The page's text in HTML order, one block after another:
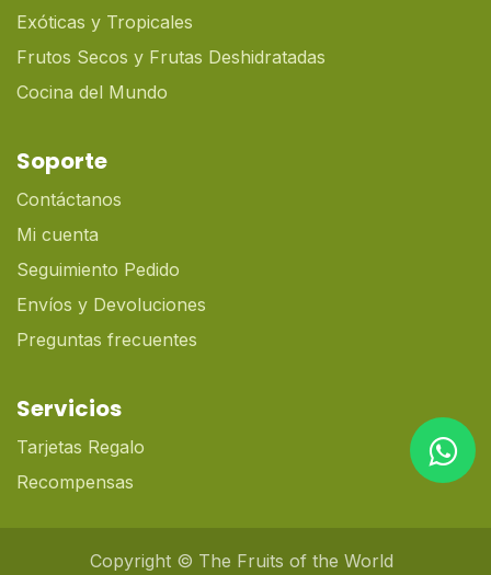
Exóticas y Tropicales
Frutos Secos y Frutas Deshidratadas
Cocina del Mundo
Soporte
Contáctanos
Mi cuenta
Seguimiento Pedido
Envíos y Devoluciones
Preguntas frecuentes
Servicios
Tarjetas Regalo
Recompensas
Copyright © The Fruits of the World